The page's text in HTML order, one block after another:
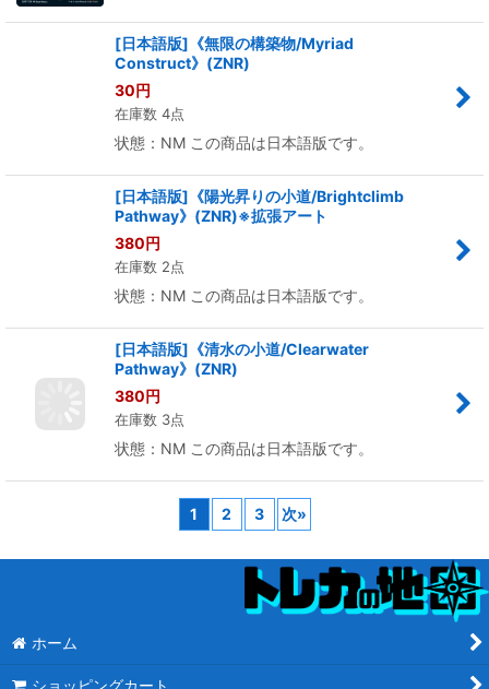
[日本語版]《無限の構築物/Myriad
Construct》(ZNR)
30円
在庫数 4点
状態：NM この商品は日本語版です。
[日本語版]《陽光昇りの小道/Brightclimb
Pathway》(ZNR)※拡張アート
380円
在庫数 2点
状態：NM この商品は日本語版です。
[日本語版]《清水の小道/Clearwater
Pathway》(ZNR)
380円
在庫数 3点
状態：NM この商品は日本語版です。
1 2 3 次»
ホーム
ショッピングカート